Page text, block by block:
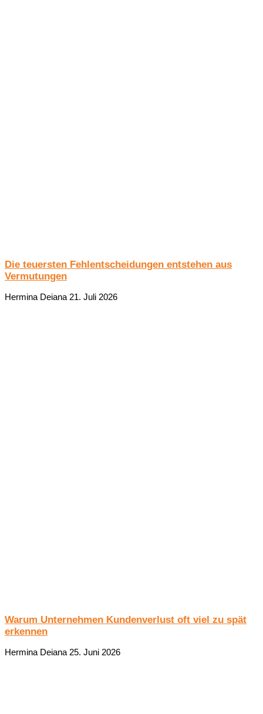
Die teuersten Fehlentscheidungen entstehen aus
Vermutungen
Hermina Deiana 21. Juli 2026
Warum Unternehmen Kundenverlust oft viel zu spät
erkennen
Hermina Deiana25. Juni 2026